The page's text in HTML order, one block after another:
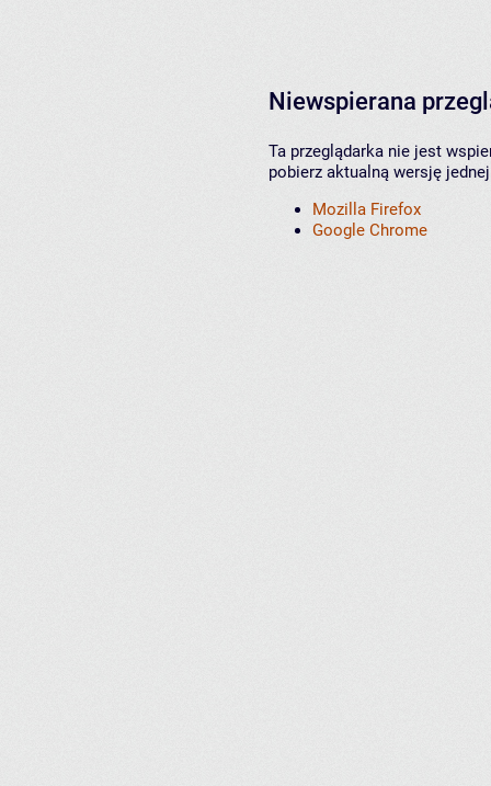
Niewspierana
Ta przeglądarka nie jest
pobierz aktualną wersję
Mozilla Firefox
Google Chrome